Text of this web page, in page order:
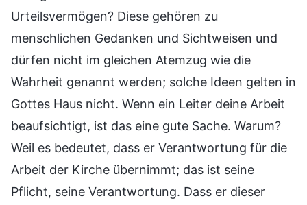
Urteilsvermögen? Diese gehören zu
menschlichen Gedanken und Sichtweisen und
dürfen nicht im gleichen Atemzug wie die
Wahrheit genannt werden; solche Ideen gelten in
Gottes Haus nicht. Wenn ein Leiter deine Arbeit
beaufsichtigt, ist das eine gute Sache. Warum?
Weil es bedeutet, dass er Verantwortung für die
Arbeit der Kirche übernimmt; das ist seine
Pflicht, seine Verantwortung. Dass er dieser